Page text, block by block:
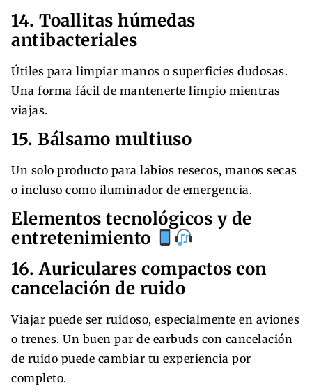
14. Toallitas húmedas
antibacteriales
Útiles para limpiar manos o superficies dudosas.
Una forma fácil de mantenerte limpio mientras
viajas.
15. Bálsamo multiuso
Un solo producto para labios resecos, manos secas
o incluso como iluminador de emergencia.
Elementos tecnológicos y de
entretenimiento
16. Auriculares compactos con
cancelación de ruido
Viajar puede ser ruidoso, especialmente en aviones
o trenes. Un buen par de earbuds con cancelación
de ruido puede cambiar tu experiencia por
completo.